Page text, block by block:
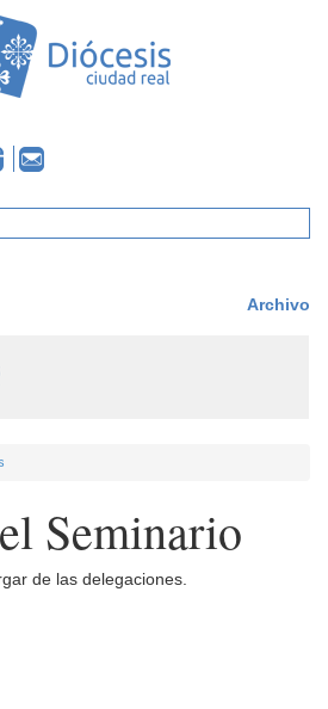
Archivo
Seminario
de las delegaciones.